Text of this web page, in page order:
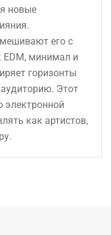
новые
его с
минимал и
горизонты
Этот
электронной
как артистов,